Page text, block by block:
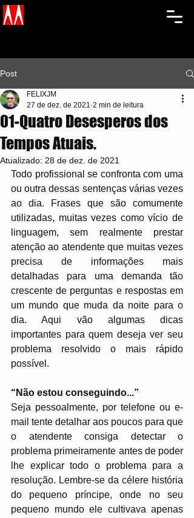
Post
01-Quatro Desesperos dos
Tempos Atuais.
FELIXJM
27 de dez. de 2021 2 min de leitura
Atualizado: 28 de dez. de 2021
Todo profissional se confronta com uma
ou outra dessas sentenças várias vezes
ao dia. Frases que são comumente
utilizadas, muitas vezes como vício de
linguagem, sem realmente prestar
atenção ao atendente que muitas vezes
precisa de informações mais
detalhadas para uma demanda tão
crescente de perguntas e respostas em
um mundo que muda da noite para o
dia. Aqui vão algumas dicas
importantes para quem deseja ver seu
problema resolvido o mais rápido
possível.
“Não estou conseguindo...”
Seja pessoalmente, por telefone ou e-
mail tente detalhar aos poucos para que
o atendente consiga detectar o
problema primeiramente antes de poder
lhe explicar todo o problema para a
resolução. Lembre-se da célere história
do pequeno príncipe, onde no seu
pequeno mundo ele cultivava apenas